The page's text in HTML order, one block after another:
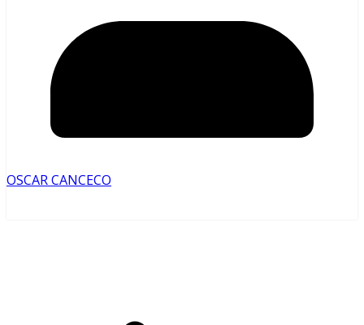
OSCAR CANCECO